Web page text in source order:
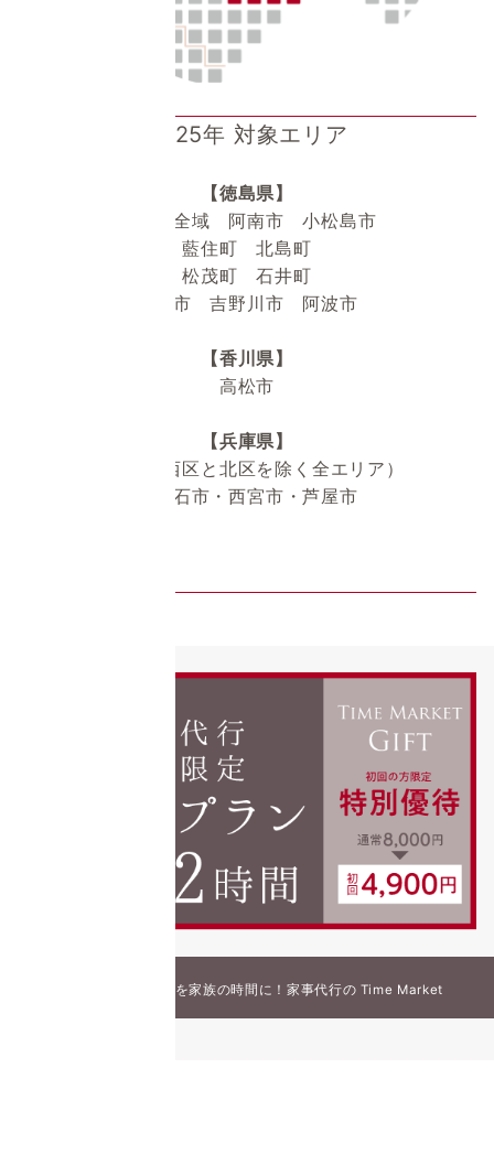
2025年 対象エリア
【徳島県】
徳島市全域 阿南市 小松島市
藍住町 北島町
松茂町 石井町
鳴門市 吉野川市 阿波市
【香川県】
高松市
【兵庫県】
神戸市（西区と北区を除く全エリア）
・明石市・西宮市・芦屋市
家事の時間を家族の時間に！家事代行の Time Market